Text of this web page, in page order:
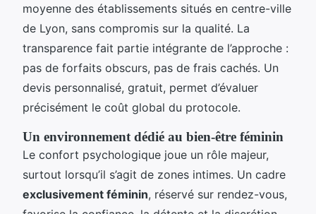
moyenne des établissements situés en centre-ville
de Lyon, sans compromis sur la qualité. La
transparence fait partie intégrante de l’approche :
pas de forfaits obscurs, pas de frais cachés. Un
devis personnalisé, gratuit, permet d’évaluer
précisément le coût global du protocole.
Un environnement dédié au bien-être féminin
Le confort psychologique joue un rôle majeur,
surtout lorsqu’il s’agit de zones intimes. Un cadre
exclusivement féminin, réservé sur rendez-vous,